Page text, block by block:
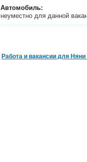
Автомобиль:
неуместно для данной
Работа и вакансии для